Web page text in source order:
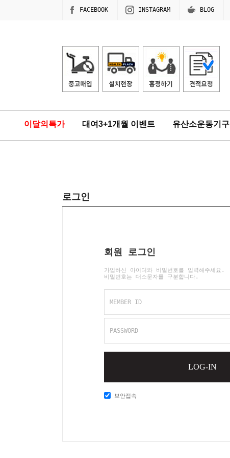
FACEBOOK INSTAGRAM BLOG
이달의특가 대여3+1개월 이벤트 유산소운동기구
로그인
회원 로그인
가입하신 아이디와 비밀번호를 입력해주세요.
비밀번호는 대소문자를 구분합니다.
MEMBER ID
PASSWORD
LOG-IN
보안접속